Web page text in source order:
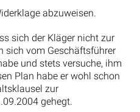
abzuweisen.
sich der Kläger nicht zur
sich vom Geschäftsführer
und stets versuche, ihm
Plan habe er wohl schon
zur
gehegt.